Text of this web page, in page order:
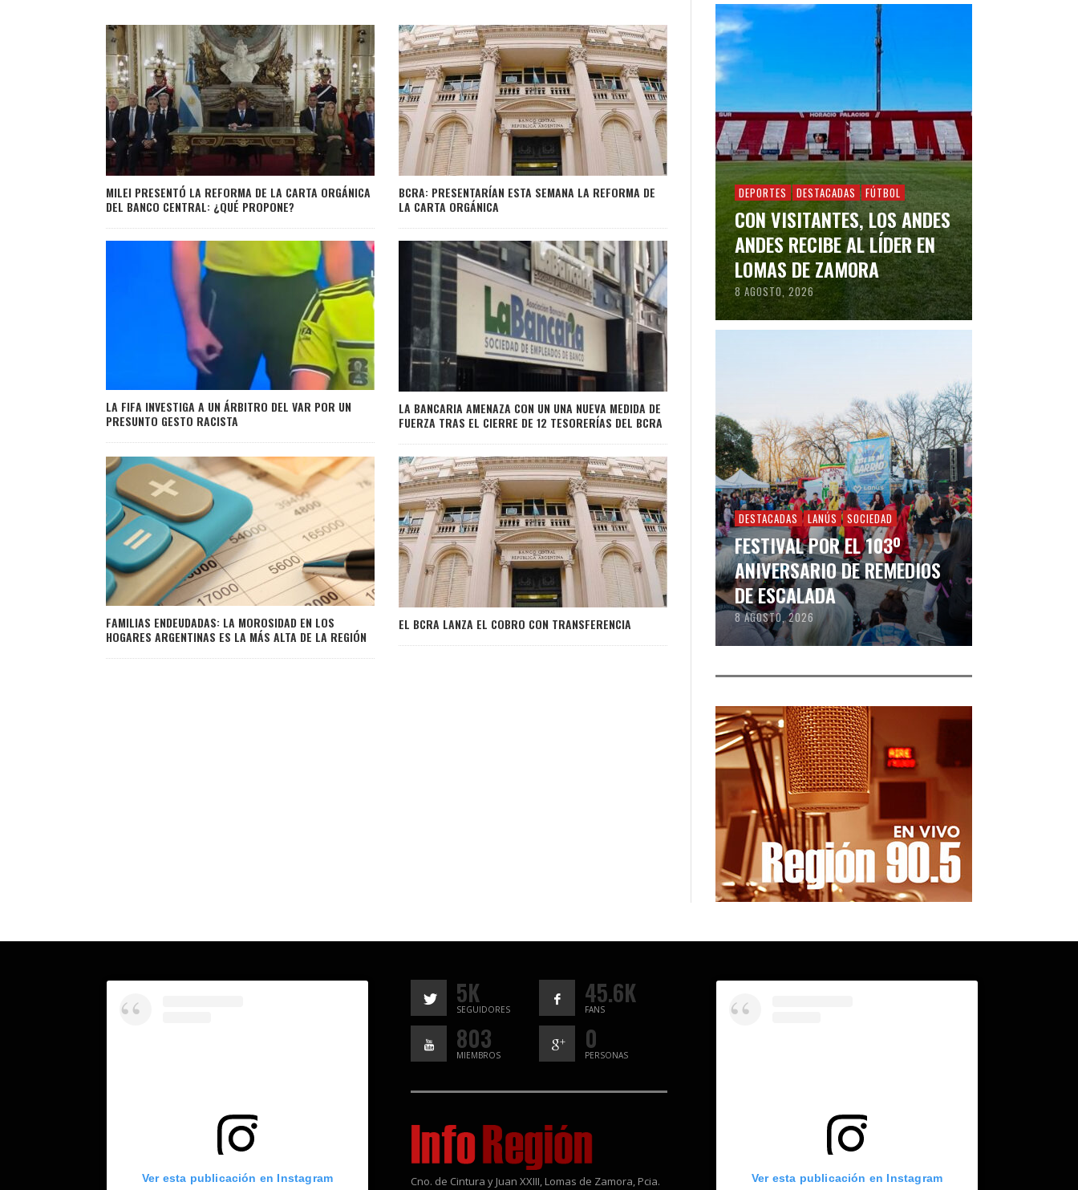
MILEI PRESENTÓ LA REFORMA DE LA CARTA ORGÁNICA
DEL BANCO CENTRAL: ¿QUÉ PROPONE?
BCRA: PRESENTARÍAN ESTA SEMANA LA REFORMA DE
LA CARTA ORGÁNICA
LA FIFA INVESTIGA A UN ÁRBITRO DEL VAR POR UN
PRESUNTO GESTO RACISTA
LA BANCARIA AMENAZA CON UN UNA NUEVA MEDIDA DE
FUERZA TRAS EL CIERRE DE 12 TESORERÍAS DEL BCRA
FAMILIAS ENDEUDADAS: LA MOROSIDAD EN LOS
HOGARES ARGENTINAS ES LA MÁS ALTA DE LA REGIÓN
EL BCRA LANZA EL COBRO CON TRANSFERENCIA
DEPORTES DESTACADAS FÚTBOL
CON VISITANTES, LOS ANDES
ANDES RECIBE AL LÍDER EN
LOMAS DE ZAMORA
8 AGOSTO, 2026
DESTACADAS LANÚS SOCIEDAD
FESTIVAL POR EL 103º
ANIVERSARIO DE REMEDIOS
DE ESCALADA
8 AGOSTO, 2026
Ver esta publicación en Instagram
5K
SEGUIDORES
45.6K
FANS
803
MIEMBROS
0
PERSONAS
Cno. de Cintura y Juan XXIII, Lomas de Zamora, Pcia. Ver esta publicación en Instagram